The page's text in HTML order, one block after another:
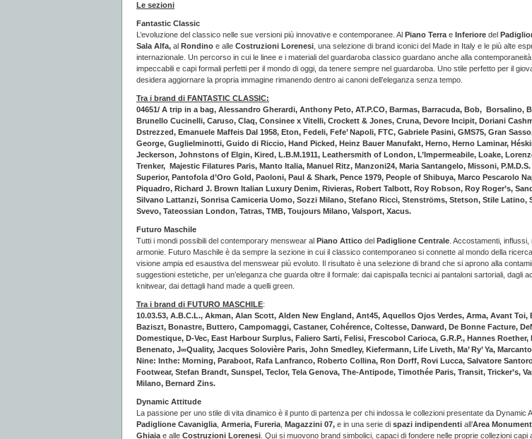
Le sezioni
Fantastic Classic
L’evoluzione del classico nelle sue versioni più innovative e contemporanee. Al Piano Terra e Inferiore del
Sala Alfa, al Rondino e alle Costruzioni Lorenesi , una selezione di brand iconici del Made in Italy e le più alte
internazionale. Un percorso in cui le linee e i materiali del guardaroba classico guardano anche alla
impeccabili e capi formali perfetti per il mondo di oggi, da tenere sempre nel guardaroba. Uno stile perfetto per il
desidera aggiornare la propria immagine rimanendo dentro ai canoni dell’eleganza senza tempo.
Tra i brand di FANTASTIC CLASSIC:
04651/ A trip in a bag, Alessandro Gherardi, Anthony Peto, AT.P.CO, Barmas, Barracuda, Bob, Borsalino,
Brunello Cucinelli, Caruso, Claq, Consinee x Vitelli, Crockett & Jones, Cruna, Devore Incipit, Doriani
Dstrezzed, Emanuele Maffeis Dal 1958, Eton, Fedeli, Fefe’ Napoli, FTC, Gabriele Pasini, GMS75, Gran
George, Guglielminotti, Guido di Riccio, Hand Picked, Heinz Bauer Manufakt, Herno, Herno Laminar,
Jeckerson, Johnstons of Elgin, Kired, L.B.M.1911, Leathersmith of London, L’Impermeabile, Loake,
Trenker, Majestic Filatures Paris, Manto Italia, Manuel Ritz, Manzoni24, Maria Santangelo, Missoni,
Superior, Pantofola d’Oro Gold, Paoloni, Paul & Shark, Pence 1979, People of Shibuya, Marco Pescarolo
Piquadro, Richard J. Brown Italian Luxury Denim, Rivieras, Robert Talbott, Roy Robson, Roy Roger’s,
Silvano Lattanzi, Sonrisa Camiceria Uomo, Sozzi Milano, Stefano Ricci, Stenströms, Stetson, Stile Latino,
Svevo, Tateossian London, Tatras, TMB, Toujours Milano, Valsport, Xacus.
Futuro Maschile
Tutti i mondi possibili del contemporary menswear al Piano Attico del Padiglione Centrale . Accostamenti,
armonie. Futuro Maschile è da sempre la sezione in cui il classico contemporaneo si connette al mondo della
visione ampia ed esaustiva del menswear più evoluto. Il risultato è una selezione di brand che si aprono alla
suggestioni estetiche, per un’eleganza che guarda oltre il formale: dai capispalla tecnici ai pantaloni sartoriali, dagli
knitwear, dai dettagli hand made a quelli green.
Tra i brand di FUTURO MASCHILE:
10.03.53, A.B.C.L., Akman, Alan Scott, Alden New England, Ant45, Aquellos Ojos Verdes, Arma, Avant
Baziszt, Bonastre, Buttero, Campomaggi, Castaner, Cohérence, Coltesse, Danward, De Bonne Facture,
Domestique, D-Vec, East Harbour Surplus, Faliero Sarti, Felisi, Frescobol Carioca, G.R.P., Hannes Roether,
Benenato, J∞Quality, Jacques Solovière Paris, John Smedley, Kiefermann, Life Liveth, Ma’ Ry’ Ya,
Nine: Inthe: Morning, Paraboot, Rafa Lanfranco, Roberto Collina, Ron Dorff, Rovi Lucca, Salvatore
Footwear, Stefan Brandt, Sunspel, Teclor, Tela Genova, The-Antipode, Timothée Paris, Transit, Tricker’s,
Milano, Bernard Zins.
Dynamic Attitude
La passione per uno stile di vita dinamico è il punto di partenza per chi indossa le collezioni presentate da Dynamic
Padiglione Cavaniglia Armeria, Fureria Magazzini 07, e in una serie di spazi indipendenti all’Area
Ghiaia e alle Costruzioni Lorenesi . Qui si muovono brand simbolici, capaci di fondere nelle proprie collezioni capi